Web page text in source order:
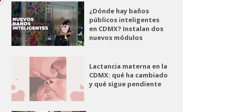
¿Dónde hay baños
públicos inteligentes
en CDMX? Instalan dos
nuevos módulos
Lactancia materna en la
CDMX: qué ha cambiado
y qué sigue pendiente